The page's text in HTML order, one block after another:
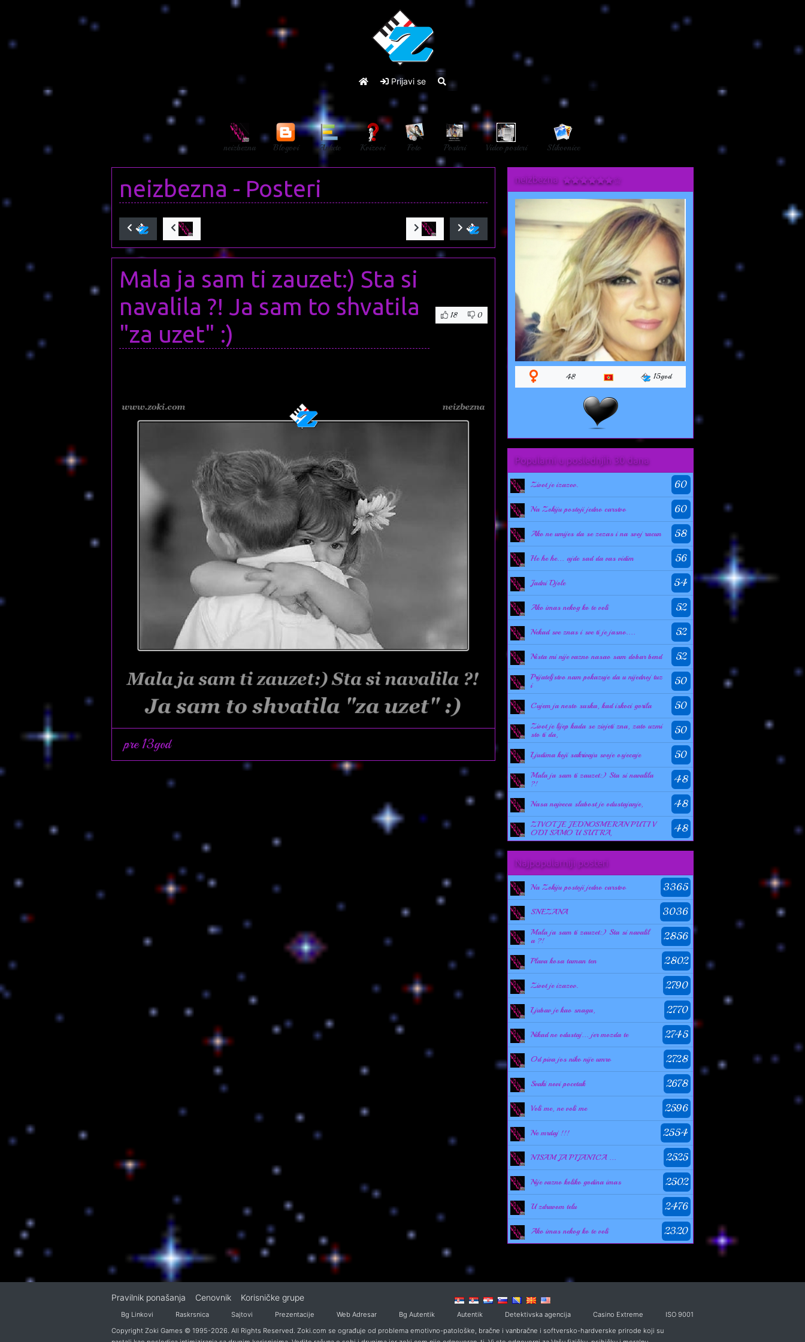
Prijavi se
neizbezna Blogovi Ankete Kvizovi Foto Posteri Video posteri Slikovnice
neizbezna - Posteri
Mala ja sam ti zauzet:) Sta si
navalila ?! Ja sam to shvatila
"za uzet" :)
18 0
pre 13god
neizbezna
48 15god
Popularni u poslednjih 30 dana
Zivot je izazov. 60
Na Zokiju postoji jedno carstvo 60
Ako ne umijes da se zezas i na svoj racun 58
He he he... ajde sad da vas vidim 56
Jadni Djole 54
Ako imas nekog ko te voli 52
Nekad sve znas i sve ti je jasno.... 52
Nista mi nije vazno nasao sam dobar bend 52
Prijateljstvo nam pokazuje da u nijednoj tuz
i
50
Cujem ja nesto suska, kad iskoci gorila 50
Zivot je lijep kada se zivjeti zna, zato uzmi
sto ti da,
50
Ljudima koji sakrivaju svoje osjecaje 50
Mala ja sam ti zauzet:) Sta si navalila
?!
48
Nasa najveca slabost je odustajanje, 48
ZIVOT JE JEDNOSMERAN PUT I V
ODI SAMO U SUTRA,
48
Najpopularniji posteri
Na Zokiju postoji jedno carstvo 3365
SNEZANA 3036
Mala ja sam ti zauzet:) Sta si navalil
a ?!
2856
Plava kosa taman ten 2802
Zivot je izazov. 2790
Ljubav je kao snaga, 2770
Nikad ne odustaj... jer mozda te 2745
Od piva jos niko nije umro 2728
Svaki novi pocetak 2678
Voli me, ne voli me 2596
Ne mrdaj !!! 2554
NISAM JA PIJANICA ... 2525
Nije vazno koliko godina imas 2502
U zdravom telu 2476
Ako imas nekog ko te voli 2320
Pravilnik ponašanja Cenovnik Korisničke grupe
Bg Linkovi Raskrsnica Sajtovi Prezentacije Web Adresar Bg Autentik Autentik Detektivska agencija Casino Extreme
ISO 9001
Copyright Zoki Games © 1995-2026. All Rights Reserved. Zoki.com se ograđuje od problema emotivno-patološke, bračne i vanbračne i softversko-hardverske prirode koji su